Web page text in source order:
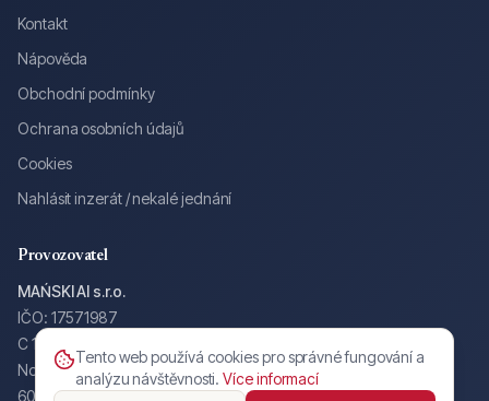
Kontakt
Nápověda
Obchodní podmínky
Ochrana osobních údajů
Cookies
Nahlásit inzerát / nekalé jednání
Provozovatel
MAŃSKI AI s.r.o.
IČO: 17571987
C 130587 u Krajského soudu v Brně
Nové sady 988/2, Staré Brno
602 00 Brno
Tento web používá cookies pro správné fungování a
analýzu návštěvnosti. Více informací